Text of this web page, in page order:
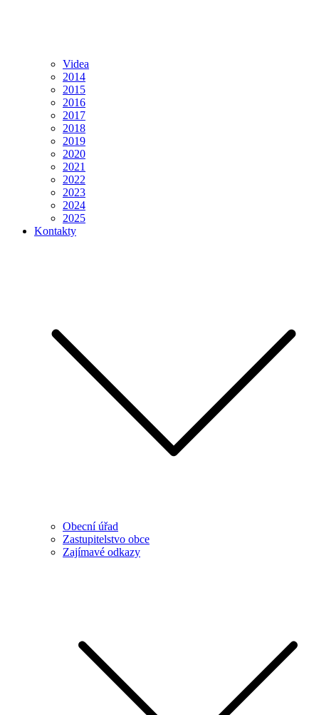
Videa
2014
2015
2016
2017
2018
2019
2020
2021
2022
2023
2024
2025
Kontakty
Obecní úřad
Zastupitelstvo obce
Zajímavé odkazy